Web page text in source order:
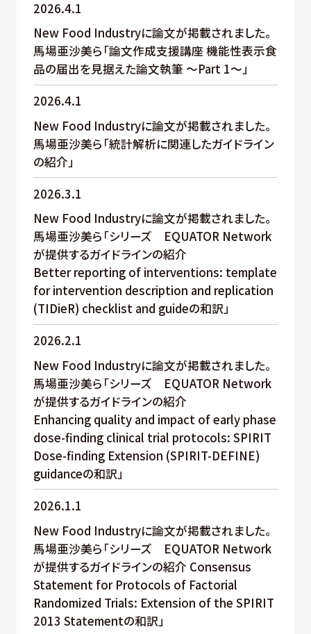
2026.4.1
New Food Industryに論文が掲載されました。
馬場亜沙美ら「論文作成支援講座 機能性表示食
品の届出を見据えた論文執筆 ～Part 1～」
2026.4.1
New Food Industryに論文が掲載されました。
馬場亜沙美ら「統計解析に関連したガイドライン
の紹介」
2026.3.1
New Food Industryに論文が掲載されました。
馬場亜沙美ら「シリーズ EQUATOR Network
が提供するガイドラインの紹介
Better reporting of interventions: template
for intervention description and replication
(TIDieR) checklist and guideの和訳」
2026.2.1
New Food Industryに論文が掲載されました。
馬場亜沙美ら「シリーズ EQUATOR Network
が提供するガイドラインの紹介
Enhancing quality and impact of early phase
dose-finding clinical trial protocols: SPIRIT
Dose-finding Extension (SPIRIT-DEFINE)
guidanceの和訳」
2026.1.1
New Food Industryに論文が掲載されました。
馬場亜沙美ら「シリーズ EQUATOR Network
が提供するガイドラインの紹介 Consensus
Statement for Protocols of Factorial
Randomized Trials: Extension of the SPIRIT
2013 Statementの和訳」